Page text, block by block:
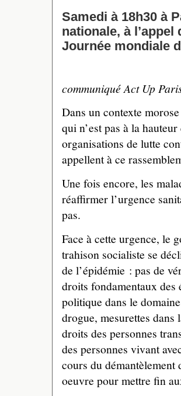
Samedi à 18h30 à
nationale, à l’appel
Journée mondiale
communiqué Act Up
Dans un contexte
qui n’est pas à la
organisations de lutte
appellent à ce
Une fois encore, les
réaffirmer l’urgence
pas.
Face à cette urgence, le
trahison socialiste se
de l’épidémie : pas de
droits fondamentaux des
politique dans le
drogue, mesurettes dans
droits des personnes
des personnes vivant
cours du
oeuvre pour mettre fin